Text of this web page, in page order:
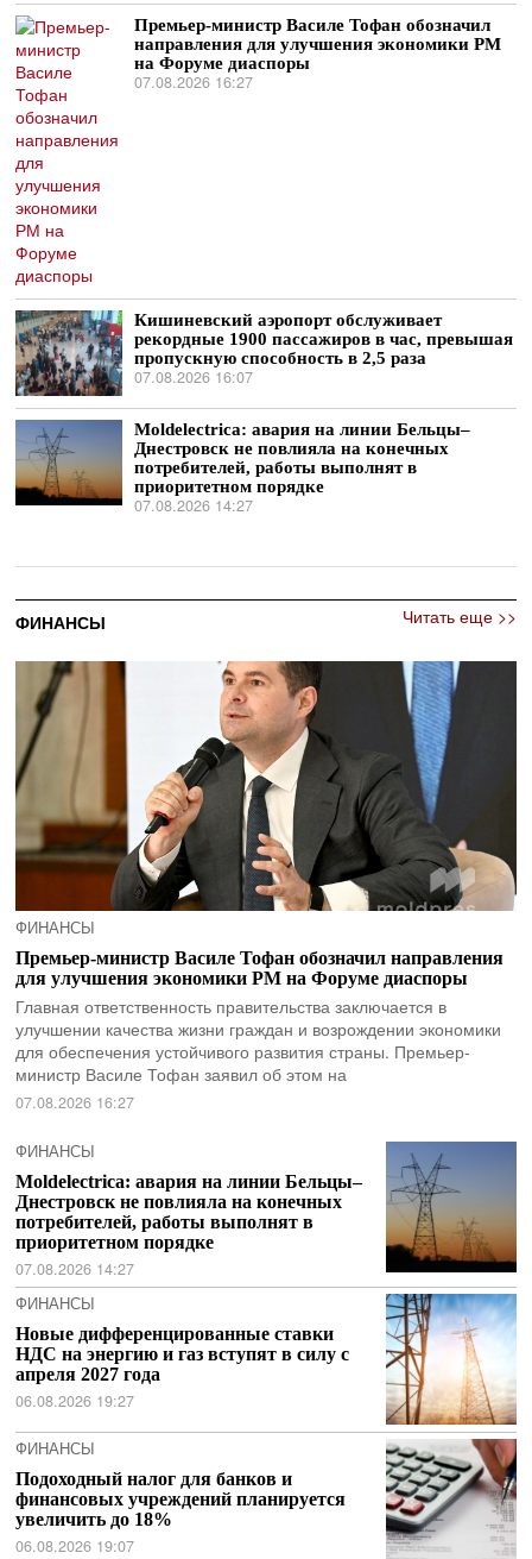
Премьер-министр Василе Тофан обозначил
направления для улучшения экономики РМ
на Форуме диаспоры
07.08.2026 16:27
Кишиневский аэропорт обслуживает
рекордные 1900 пассажиров в час, превышая
пропускную способность в 2,5 раза
07.08.2026 16:07
Moldelectrica: авария на линии Бельцы–
Днестровск не повлияла на конечных
потребителей, работы выполнят в
приоритетном порядке
07.08.2026 14:27
ФИНАНСЫ Читать еще >>
ФИНАНСЫ
Премьер-министр Василе Тофан обозначил направления
для улучшения экономики РМ на Форуме диаспоры
Главная ответственность правительства заключается в
улучшении качества жизни граждан и возрождении экономики
для обеспечения устойчивого развития страны. Премьер-
министр Василе Тофан заявил об этом на
07.08.2026 16:27
ФИНАНСЫ
Moldelectrica: авария на линии Бельцы–
Днестровск не повлияла на конечных
потребителей, работы выполнят в
приоритетном порядке
07.08.2026 14:27
ФИНАНСЫ
Новые дифференцированные ставки
НДС на энергию и газ вступят в силу с
апреля 2027 года
06.08.2026 19:27
ФИНАНСЫ
Подоходный налог для банков и
финансовых учреждений планируется
увеличить до 18%
06.08.2026 19:07